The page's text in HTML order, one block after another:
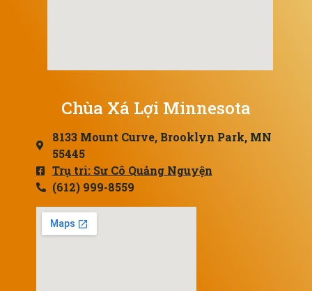
Chùa Xá Lợi Minnesota
8133 Mount Curve, Brooklyn Park, MN
55445
Trụ trì: Sư Cô Quảng Nguyện
(612) 999-8559